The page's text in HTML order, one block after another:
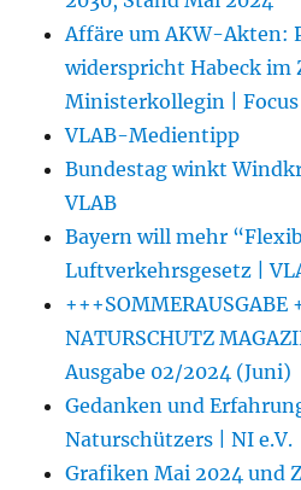
Affäre um AKW-Akten:
widerspricht Habeck im
Ministerkollegin |
VLAB-Medientipp
Bundestag winkt
VLAB
Bayern will mehr
Luftverkehrsgesetz |
+++SOMMERAUSGABE
NATURSCHUTZ
Ausgabe 02/2024 (Juni)
Gedanken und
Naturschützers | NI e.V.
Grafiken Mai 2024 und